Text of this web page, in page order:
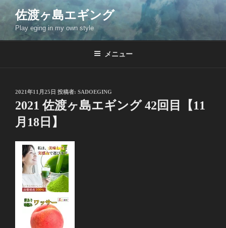
コ
ン
ン
佐渡ヶ島エギング
Play eging in my own style
メニュー
投
稿
日:
2021年11月25日 投稿者: SADOEGING
2021 佐渡ヶ島エギング 42回目【11
月18日】